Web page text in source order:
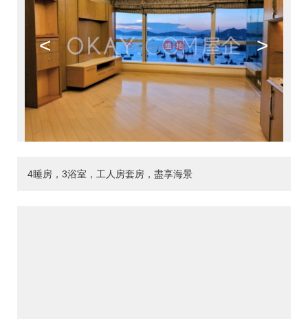
< >
4睡房，3浴室，工人房套房，盡享海景